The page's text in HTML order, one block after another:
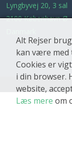
Alt Rejser
kan være med
Cookies er
i din browser.
website,
Læs mere om
Lyngbyvej 20, 3 sal
2100 København Ø